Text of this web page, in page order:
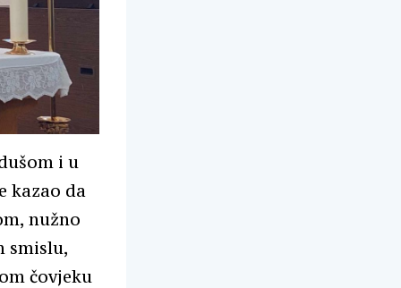
i u
kazao da
nužno
smislu,
čovjeku